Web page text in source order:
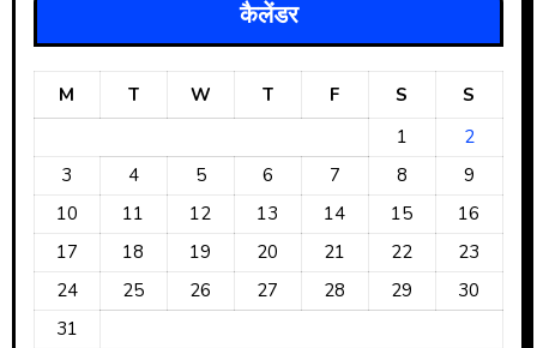
कैलेंडर
M T W T F S
S
1
2
3
4 5 6 7 8
9
10
11 12 13 14 15
16
17
18 19 20 21 22
23
24
25 26 27 28 29
30
31